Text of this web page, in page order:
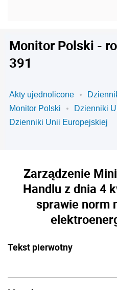
Monitor Polski -
391
Akty ujednolicone
Monitor Polski
Dzienniki
Dzienniki Unii Europejskiej
Zarządzenie
Handlu z dnia 4
sprawie norm
Tekst pierwotny